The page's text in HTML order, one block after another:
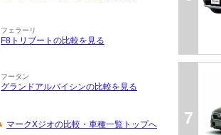
フェラーリ
F8トリブートの比較を見る
フータン
グランドアルバイシンの比較を見る
マークXジオの比較・車種一覧トップへ 7